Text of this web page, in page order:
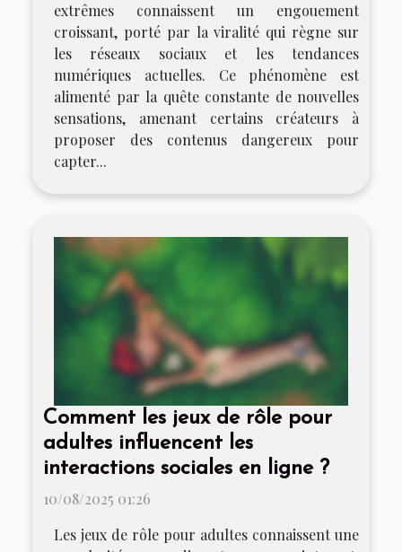
extrêmes connaissent un engouement
croissant, porté par la viralité qui règne sur
les réseaux sociaux et les tendances
numériques actuelles. Ce phénomène est
alimenté par la quête constante de nouvelles
sensations, amenant certains créateurs à
proposer des contenus dangereux pour
capter...
Comment les jeux de rôle pour
adultes influencent les
interactions sociales en ligne ?
10/08/2025 01:26
Les jeux de rôle pour adultes connaissent une